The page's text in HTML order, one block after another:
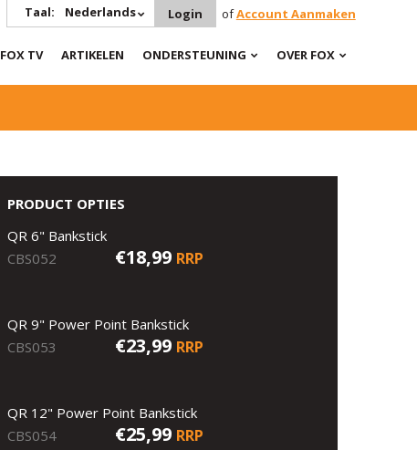
Taal: Nederlands Login ofAccount Aanmaken
FOX TV ARTIKELEN ONDERSTEUNING OVER FOX
PRODUCT OPTIES
QR 6" Bankstick
CBS052
€18,99 RRP
QR 9" Power Point Bankstick
CBS053
€23,99 RRP
QR 12" Power Point Bankstick
CBS054
€25,99 RRP